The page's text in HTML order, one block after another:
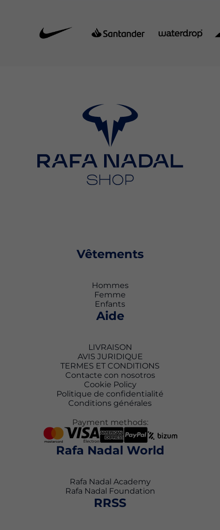
Vêtements
Hommes
Femme
Enfants
Aide
LIVRAISON
AVIS JURIDIQUE
TERMES ET CONDITIONS
Contacte con nosotros
Cookie Policy
Politique de confidentialité
Conditions générales
Payment methods:
Rafa Nadal World
Rafa Nadal Academy
Rafa Nadal Foundation
RRSS